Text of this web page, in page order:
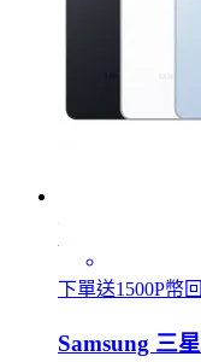
下單送1500P幣
Samsung 三